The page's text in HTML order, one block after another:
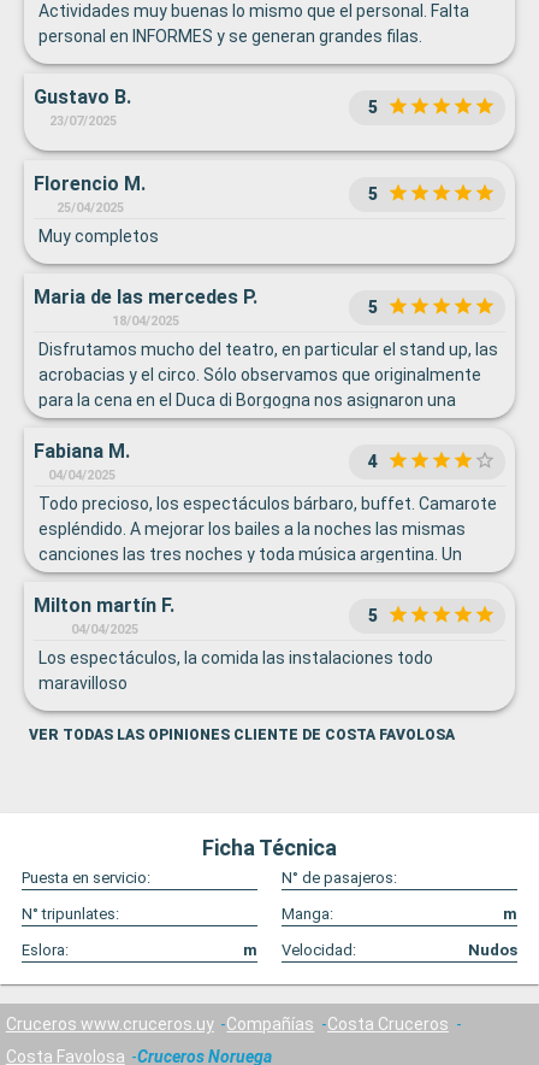
Actividades muy buenas lo mismo que el personal. Falta
personal en INFORMES y se generan grandes filas.
Gustavo B.
23/07/2025
5
Florencio M.
25/04/2025
5
Muy completos
Maria de las mercedes P.
18/04/2025
5
Disfrutamos mucho del teatro, en particular el stand up, las
acrobacias y el circo. Sólo observamos que originalmente
para la cena en el Duca di Borgogna nos asignaron una
mesa compartida, lo cual no nos complacía... Pedimos
cambio, nos ubicaron en una mesa pequeña solo para
nosotros dos y anduvo todo bien. Destacamos la atención
de Giovana, Aressa y Amir. Gracias chicos!
Fabiana M.
04/04/2025
4
Todo precioso, los espectáculos bárbaro, buffet. Camarote
espléndido. A mejorar los bailes a la noches las mismas
canciones las tres noches y toda música argentina. Un
poco más variado e internacional. Muy atento el personal.
Buena disposición
Milton martín F.
04/04/2025
5
Los espectáculos, la comida las instalaciones todo
maravilloso
VER TODAS LAS OPINIONES CLIENTE DE COSTA FAVOLOSA
Ficha Técnica
Puesta en servicio:
N° de pasajeros:
N° tripunlates:
Manga:
m
Eslora:
m Velocidad: Nudos
Cruceros www.cruceros.uy Compañías
Costa Cruceros
Costa Favolosa
Cruceros Noruega